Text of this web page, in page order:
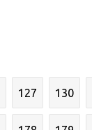
127 130